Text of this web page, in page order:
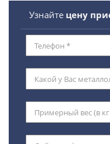
Узнайте цену